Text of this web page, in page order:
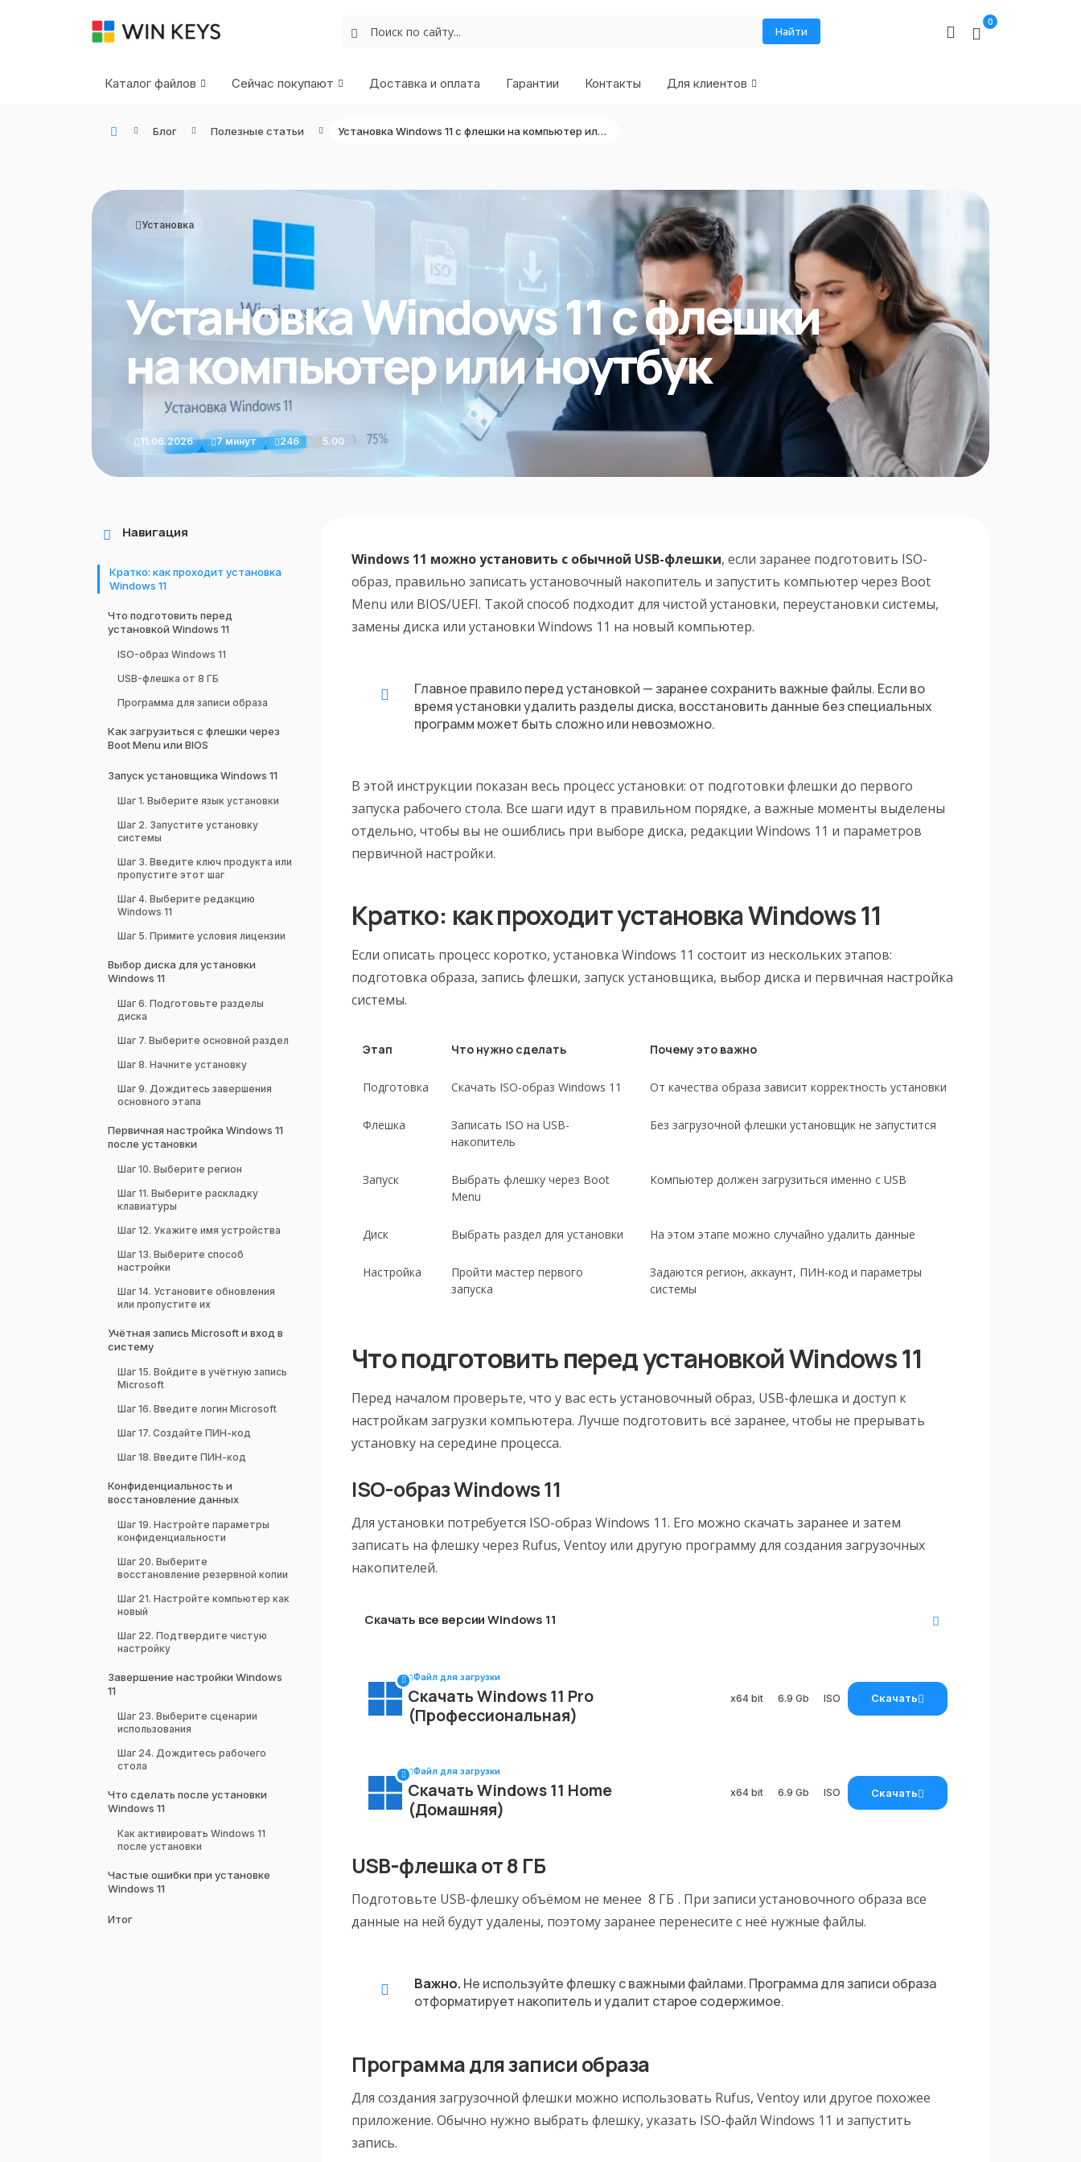
Найти
0
Каталог файлов Сейчас покупают Доставка и оплата Гарантии Контакты Для клиентов
Блог Полезные статьи Установка Windows 11 с флешки на компьютер или ноутбук
Установка
Установка Windows 11 с флешки
на компьютер или ноутбук
11.06.2026 7 минут 246 5.00
Навигация
Кратко: как проходит установка
Windows 11
Что подготовить перед
установкой Windows 11
ISO-образ Windows 11
USB-флешка от 8 ГБ
Программа для записи образа
Как загрузиться с флешки через
Boot Menu или BIOS
Запуск установщика Windows 11
Шаг 1. Выберите язык установки
Шаг 2. Запустите установку
системы
Шаг 3. Введите ключ продукта или
пропустите этот шаг
Шаг 4. Выберите редакцию
Windows 11
Шаг 5. Примите условия лицензии
Выбор диска для установки
Windows 11
Шаг 6. Подготовьте разделы
диска
Шаг 7. Выберите основной раздел
Шаг 8. Начните установку
Шаг 9. Дождитесь завершения
основного этапа
Первичная настройка Windows 11
после установки
Шаг 10. Выберите регион
Шаг 11. Выберите раскладку
клавиатуры
Шаг 12. Укажите имя устройства
Шаг 13. Выберите способ
настройки
Шаг 14. Установите обновления
или пропустите их
Учётная запись Microsoft и вход в
систему
Шаг 15. Войдите в учётную запись
Microsoft
Шаг 16. Введите логин Microsoft
Шаг 17. Создайте ПИН-код
Шаг 18. Введите ПИН-код
Конфиденциальность и
восстановление данных
Шаг 19. Настройте параметры
конфиденциальности
Шаг 20. Выберите
восстановление резервной копии
Шаг 21. Настройте компьютер как
новый
Шаг 22. Подтвердите чистую
настройку
Завершение настройки Windows
11
Шаг 23. Выберите сценарии
использования
Шаг 24. Дождитесь рабочего
стола
Что сделать после установки
Windows 11
Как активировать Windows 11
после установки
Частые ошибки при установке
Windows 11
Итог
Windows 11 можно установить с обычной USB-флешки, если заранее подготовить ISO-
образ, правильно записать установочный накопитель и запустить компьютер через Boot
Menu или BIOS/UEFI. Такой способ подходит для чистой установки, переустановки системы,
замены диска или установки Windows 11 на новый компьютер.
Главное правило перед установкой — заранее сохранить важные файлы. Если во
время установки удалить разделы диска, восстановить данные без специальных
программ может быть сложно или невозможно.
В этой инструкции показан весь процесс установки: от подготовки флешки до первого
запуска рабочего стола. Все шаги идут в правильном порядке, а важные моменты выделены
отдельно, чтобы вы не ошиблись при выборе диска, редакции Windows 11 и параметров
первичной настройки.
Кратко: как проходит установка Windows 11
Если описать процесс коротко, установка Windows 11 состоит из нескольких этапов:
подготовка образа, запись флешки, запуск установщика, выбор диска и первичная настройка
системы.
Этап Что нужно сделать Почему это важно
Подготовка Скачать ISO-образ Windows 11 От качества образа зависит корректность установки
Флешка
Записать ISO на USB-
накопитель
Без загрузочной флешки установщик не запустится
Запуск
Выбрать флешку через Boot
Menu
Компьютер должен загрузиться именно с USB
Диск Выбрать раздел для установки На этом этапе можно случайно удалить данные
Настройка
Пройти мастер первого
запуска
Задаются регион, аккаунт, ПИН-код и параметры
системы
Что подготовить перед установкой Windows 11
Перед началом проверьте, что у вас есть установочный образ, USB-флешка и доступ к
настройкам загрузки компьютера. Лучше подготовить всё заранее, чтобы не прерывать
установку на середине процесса.
ISO-образ Windows 11
Для установки потребуется ISO-образ Windows 11. Его можно скачать заранее и затем
записать на флешку через Rufus, Ventoy или другую программу для создания загрузочных
накопителей.
Скачать все версииWindows 11
Файл для загрузки
Скачать Windows 11 Pro
(Профессиональная)
x64 bit 6.9 Gb ISO Скачать
Файл для загрузки
Скачать Windows 11 Home
(Домашняя)
x64 bit 6.9 Gb ISO Скачать
USB-флешка от 8 ГБ
Подготовьте USB-флешку объёмом не менее 8 ГБ . При записи установочного образа все
данные на ней будут удалены, поэтому заранее перенесите с неё нужные файлы.
Важно. Не используйте флешку с важными файлами. Программа для записи образа
отформатирует накопитель и удалит старое содержимое.
Программа для записи образа
Для создания загрузочной флешки можно использовать Rufus, Ventoy или другое похожее
приложение. Обычно нужно выбрать флешку, указать ISO-файл Windows 11 и запустить
запись.